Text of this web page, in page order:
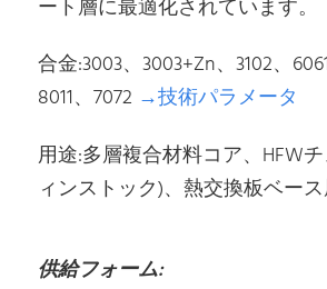
ート層に最適化されています。
合金:3003、3003+Zn、3102、6061
8011、7072 →技術パラメータ
用途:多層複合材料コア、HFW
ィンストック)、熱交換板ベース
供給フォーム: